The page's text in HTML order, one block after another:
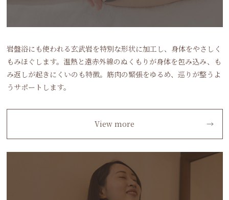
岩盤浴にも使われる玄武岩を特別な形状に加工し、身体をやさしく
もみほぐします。温熱と遠赤外線のぬくもりが身体を包み込み、も
み返しが起きにくいのも特徴。筋肉の緊張をゆるめ、巡りが整うよ
うサポートします。
View more